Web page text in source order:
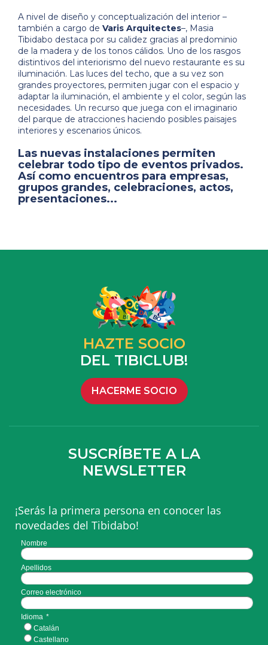
A nivel de diseño y conceptualización del interior –
también a cargo de Varis Arquitectes–, Masia
Tibidabo destaca por su calidez gracias al predominio
de la madera y de los tonos cálidos. Uno de los rasgos
distintivos del interiorismo del nuevo restaurante es su
iluminación. Las luces del techo, que a su vez son
grandes proyectores, permiten jugar con el espacio y
adaptar la iluminación, el ambiente y el color, según las
necesidades. Un recurso que juega con el imaginario
del parque de atracciones haciendo posibles paisajes
interiores y escenarios únicos.
Las nuevas instalaciones permiten
celebrar todo tipo de eventos privados.
Así como encuentros para empresas,
grupos grandes, celebraciones, actos,
presentaciones...
HAZTE SOCIO
DEL TIBICLUB!
HACERME SOCIO
SUSCRÍBETE A LA
NEWSLETTER
¡Serás la primera persona en conocer las
novedades del Tibidabo!